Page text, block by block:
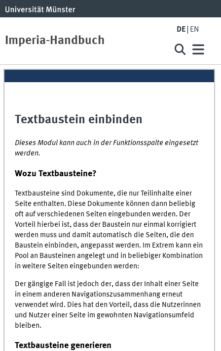
Imperia-Handbuch
DE EN
Textbaustein einbinden
Dieses Modul kann auch in der Funktionsspalte eingesetzt
werden.
Wozu Textbausteine?
Textbausteine sind Dokumente, die nur Teilinhalte einer
Seite enthalten. Diese Dokumente können dann beliebig
oft auf verschiedenen Seiten eingebunden werden. Der
Vorteil hierbei ist, dass der Baustein nur einmal korrigiert
werden muss und damit automatisch die Seiten, die den
Baustein einbinden, angepasst werden. Im Extrem kann ein
Pool an Bausteinen angelegt und in beliebiger Kombination
in weitere Seiten eingebunden werden:
Der gängige Fall ist jedoch der, dass der Inhalt einer Seite
in einem anderen Navigationszusammenhang erneut
verwendet wird. Dies hat den Vorteil, dass die Nutzerinnen
und Nutzer einer Seite im gewohnten Navigationsumfeld
bleiben.
Textbausteine generieren